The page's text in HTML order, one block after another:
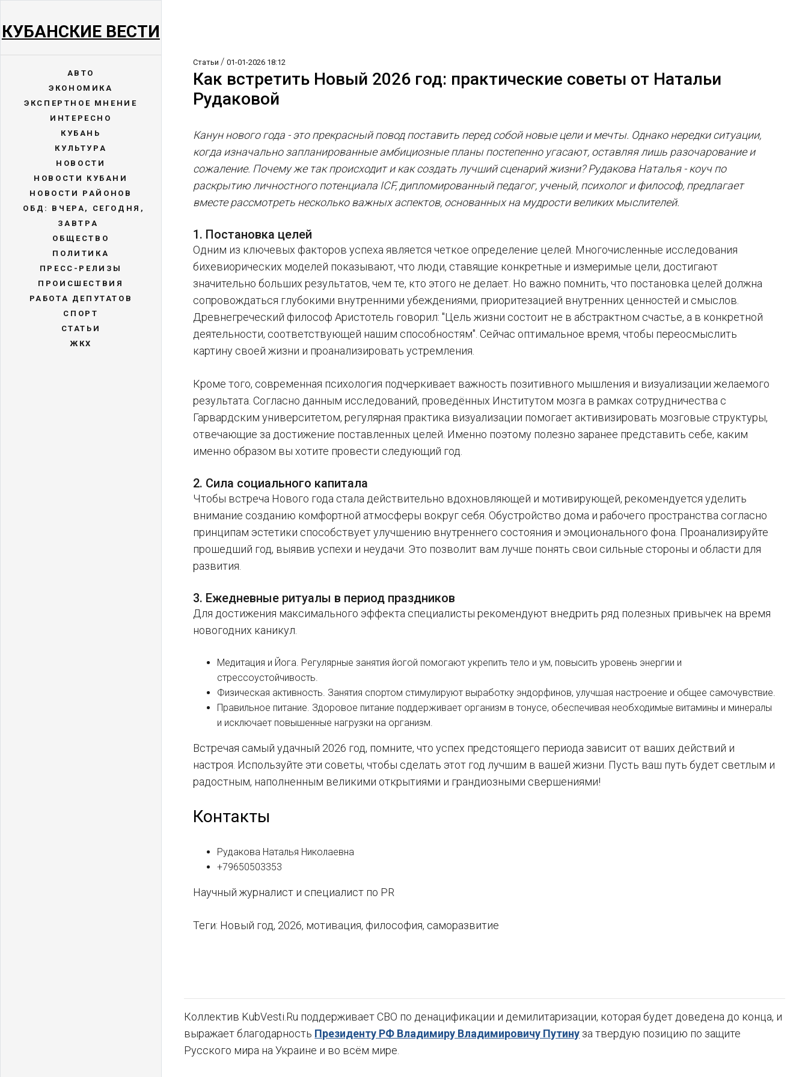
КУБАНСКИЕ ВЕСТИ
АВТО
ЭКОНОМИКА
ЭКСПЕРТНОЕ МНЕНИЕ
ИНТЕРЕСНО
КУБАНЬ
КУЛЬТУРА
НОВОСТИ
НОВОСТИ КУБАНИ
НОВОСТИ РАЙОНОВ
ОБД: ВЧЕРА, СЕГОДНЯ,
ЗАВТРА
ОБЩЕСТВО
ПОЛИТИКА
ПРЕСС-РЕЛИЗЫ
ПРОИСШЕСТВИЯ
РАБОТА ДЕПУТАТОВ
СПОРТ
СТАТЬИ
ЖКХ
Статьи/01-01-2026 18:12
Как встретить Новый 2026 год: практические советы от Натальи
Рудаковой
Канун нового года - это прекрасный повод поставить перед собой новые цели и мечты. Однако нередки ситуации,
когда изначально запланированные амбициозные планы постепенно угасают, оставляя лишь разочарование и
сожаление. Почему же так происходит и как создать лучший сценарий жизни? Рудакова Наталья - коуч по
раскрытию личностного потенциала ICF, дипломированный педагог, ученый, психолог и философ, предлагает
вместе рассмотреть несколько важных аспектов, основанных на мудрости великих мыслителей.
1. Постановка целей
Одним из ключевых факторов успеха является четкое определение целей. Многочисленные исследования
бихевиорических моделей показывают, что люди, ставящие конкретные и измеримые цели, достигают
значительно больших результатов, чем те, кто этого не делает. Но важно помнить, что постановка целей должна
сопровождаться глубокими внутренними убеждениями, приоритезацией внутренних ценностей и смыслов.
Древнегреческий философ Аристотель говорил: "Цель жизни состоит не в абстрактном счастье, а в конкретной
деятельности, соответствующей нашим способностям". Сейчас оптимальное время, чтобы переосмыслить
картину своей жизни и проанализировать устремления.
Кроме того, современная психология подчеркивает важность позитивного мышления и визуализации желаемого
результата. Согласно данным исследований, проведённых Институтом мозга в рамках сотрудничества с
Гарвардским университетом, регулярная практика визуализации помогает активизировать мозговые структуры,
отвечающие за достижение поставленных целей. Именно поэтому полезно заранее представить себе, каким
именно образом вы хотите провести следующий год.
2. Сила социального капитала
Чтобы встреча Нового года стала действительно вдохновляющей и мотивирующей, рекомендуется уделить
внимание созданию комфортной атмосферы вокруг себя. Обустройство дома и рабочего пространства согласно
принципам эстетики способствует улучшению внутреннего состояния и эмоционального фона. Проанализируйте
прошедший год, выявив успехи и неудачи. Это позволит вам лучше понять свои сильные стороны и области для
развития.
3. Ежедневные ритуалы в период праздников
Для достижения максимального эффекта специалисты рекомендуют внедрить ряд полезных привычек на время
новогодних каникул.
Медитация и Йога. Регулярные занятия йогой помогают укрепить тело и ум, повысить уровень энергии и
стрессоустойчивость.
Физическая активность. Занятия спортом стимулируют выработку эндорфинов, улучшая настроение и общее самочувствие.
Правильное питание. Здоровое питание поддерживает организм в тонусе, обеспечивая необходимые витамины и минералы
и исключает повышенные нагрузки на организм.
Встречая самый удачный 2026 год, помните, что успех предстоящего периода зависит от ваших действий и
настроя. Используйте эти советы, чтобы сделать этот год лучшим в вашей жизни. Пусть ваш путь будет светлым и
радостным, наполненным великими открытиями и грандиозными свершениями!
Контакты
Рудакова Наталья Николаевна
+79650503353
Научный журналист и специалист по PR
Теги: Новый год, 2026, мотивация, философия, саморазвитие
Коллектив KubVesti.Ru поддерживает СВО по денацификации и демилитаризации, которая будет доведена до конца, и
выражает благодарность Президенту РФ Владимиру Владимировичу Путину за твердую позицию по защите
Русского мира на Украине и во всём мире.